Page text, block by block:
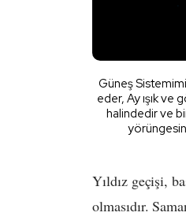
Güneş
eder, Ay ışık ve
halindedir ve
Yıldız geçişi,
olmasıdır.